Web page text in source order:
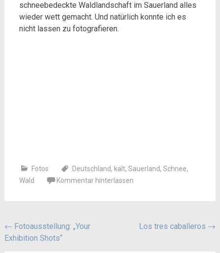
schneebedeckte Waldlandschaft im Sauerland alles
wieder wett gemacht. Und natürlich konnte ich es
nicht lassen zu fotografieren.
Fotos Deutschland, kalt, Sauerland, Schnee,
Wald
Kommentar hinterlassen
Beitragsnavigation
← Fotoausstellung: „Your
Exhibition Shots“
Los tres caballeros →